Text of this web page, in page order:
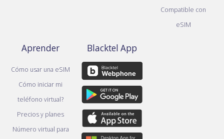
Compatible con
eSIM
Aprender
Cómo usar una eSIM
Cómo iniciar mi
teléfono virtual?
Precios y planes
Número virtual para
Blacktel App